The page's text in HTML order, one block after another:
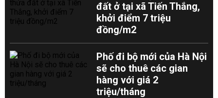
đất ở tại xã Tiến Thắng,
khởi điểm 7 triệu
đồng/m2
Phố đi bộ mới của Hà Nội
sẽ cho thuê các gian
hàng với giá 2
triệu/tháng